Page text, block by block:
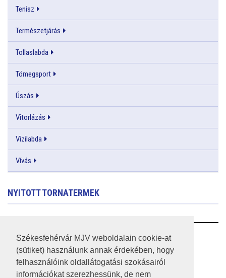
Székesfehérvár MJV weboldalain cookie-at
(sütiket) használunk annak érdekében, hogy
felhasználóink oldallátogatási szokásairól
információkat szerezhessünk, de nem
Tenisz
Természetjárás
Tollaslabda
Tömegsport
Úszás
Vitorlázás
Vizilabda
Vívás
NYITOTT TORNATERMEK
RSS
A HONLAP 2017.03.31-I ÁLLAPOTA